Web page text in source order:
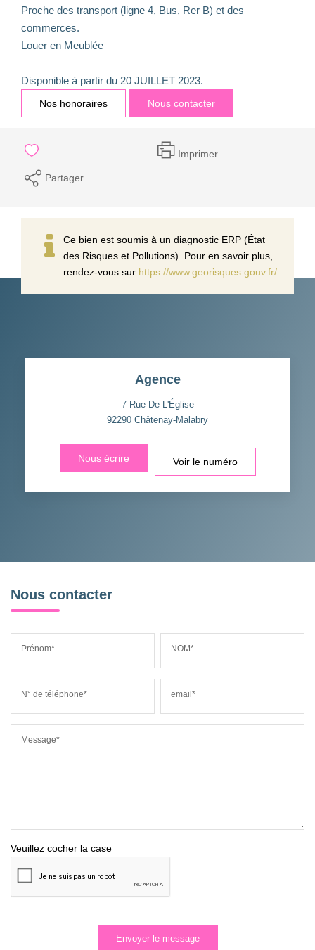
Proche des transport (ligne 4, Bus, Rer B) et des
commerces.
Louer en Meublée
Disponible à partir du 20 JUILLET 2023.
Nos honoraires Nous contacter
Imprimer
Partager
Ce bien est soumis à un diagnostic ERP (État
des Risques et Pollutions). Pour en savoir plus,
rendez-vous sur https://www.georisques.gouv.fr/
Agence
7 Rue De L'Église
92290 Châtenay-Malabry
Nous écrire Voir le numéro
Nous contacter
Prénom* NOM*
N° de téléphone* email*
Message*
Veuillez cocher la case
Envoyer le message